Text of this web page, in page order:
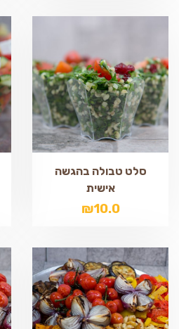
סלט טבולה בהגשה
אישית
₪10.0